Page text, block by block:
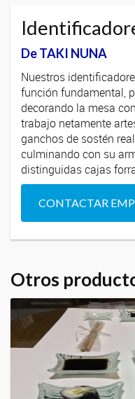
De TAKI NUNA
Nuestros
función fundamental,
decorando la mesa
trabajo netamente
ganchos de sostén
culminando con su
distinguidas cajas
CONTACTAR
Otros